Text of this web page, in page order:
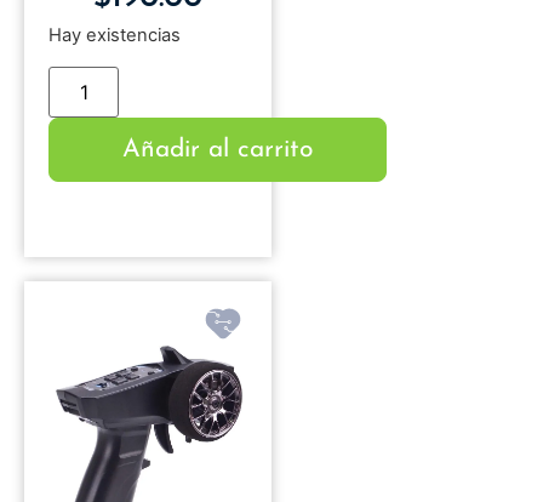
Hay existencias
Añadir al carrito